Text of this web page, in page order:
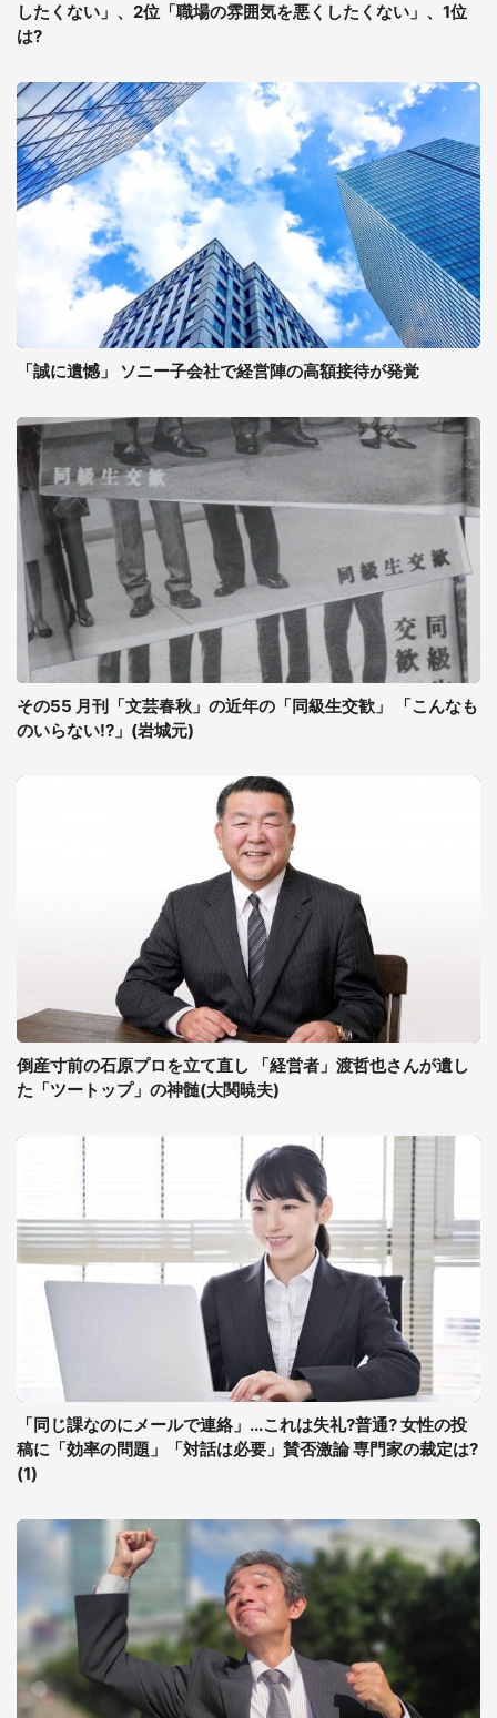
したくない」、2位「職場の雰囲気を悪くしたくない」、1位
は?
「誠に遺憾」 ソニー子会社で経営陣の高額接待が発覚
その55 月刊「文芸春秋」の近年の「同級生交歓」 「こんなも
のいらない!?」(岩城元)
倒産寸前の石原プロを立て直し 「経営者」渡哲也さんが遺し
た「ツートップ」の神髄(大関暁夫)
「同じ課なのにメールで連絡」...これは失礼?普通? 女性の投
稿に「効率の問題」「対話は必要」賛否激論 専門家の裁定は?
(1)